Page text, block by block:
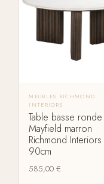
MEUBLES RICHMOND
INTERIORS
Table basse ronde
Mayfield marron
Richmond Interiors
90cm
585,00€